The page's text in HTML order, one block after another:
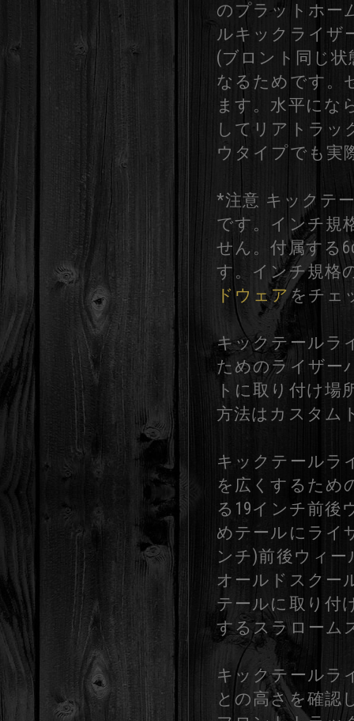
のプラットホー
ルキックライザ
(ブロント同じ
なるためです。
ます。水平にな
してリアトラッ
ウタイプでも実
*注意 キックテ
です。インチ規
せん。付属する
す。インチ規格
ドウェアをチェ
キックテールラ
ためのライザー
トに取り付け場
方法はカスタム
キックテールラ
を広くするため
る19インチ前後
めテールにライ
ンチ)前後ウィ
オールドスクー
テールに取り付
するスラローム
キックテールラ
との高さを確認